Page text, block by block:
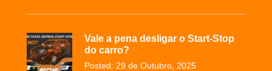
Vale a pena desligar o Start-Stop
do carro?
Posted: 29 de Outubro, 2025